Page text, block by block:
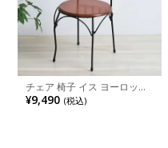
チェア 椅子 イス ヨーロッパ
風家具 ロートアイアンシリー
ズ
¥9,490 (税込)